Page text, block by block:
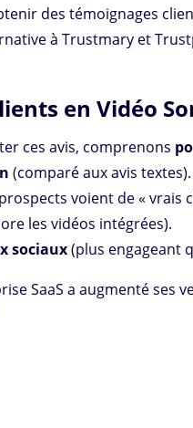
des témoignages
à Trustmary et
en Vidéo
ces avis, comprenons
(comparé aux avis textes).
voient de « vrais
les vidéos intégrées).
sociaux(plus engageant
SaaS a augmenté ses